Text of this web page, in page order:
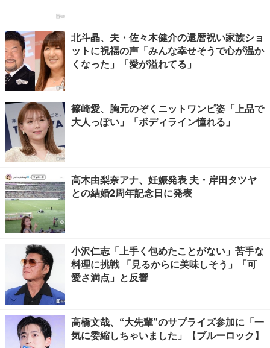
北斗晶、夫・佐々木健介の還暦祝い家族ショ
ットに祝福の声「みんな幸せそうで心が温か
くなった」「愛が溢れてる」
篠崎愛、胸元のぞくニットワンピ姿「上品で
大人っぽい」「ボディライン憧れる」
高木由梨奈アナ、妊娠発表 夫・岸田タツヤ
との結婚2周年記念日に発表
小沢仁志「上手く包めたことがない」苦手な
料理に挑戦 「見るからに美味しそう」「可
愛さ満点」と反響
高橋文哉、“大先輩”のサプライズ参加に「一
気に委縮しちゃいました」【ブルーロック】